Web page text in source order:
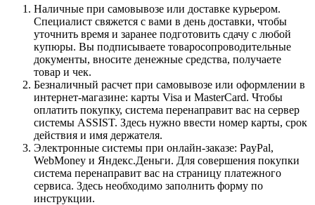
Наличные при самовывозе или доставке курьером.
Специалист свяжется с вами в день доставки, чтобы
уточнить время и заранее подготовить сдачу с любой
купюры. Вы подписываете товаросопроводительные
документы, вносите денежные средства, получаете
товар и чек.
Безналичный расчет при самовывозе или оформлении в
интернет-магазине: карты Visa и MasterCard. Чтобы
оплатить покупку, система перенаправит вас на сервер
системы ASSIST. Здесь нужно ввести номер карты, срок
действия и имя держателя.
Электронные системы при онлайн-заказе: PayPal,
WebMoney и Яндекс.Деньги. Для совершения покупки
система перенаправит вас на страницу платежного
сервиса. Здесь необходимо заполнить форму по
инструкции.